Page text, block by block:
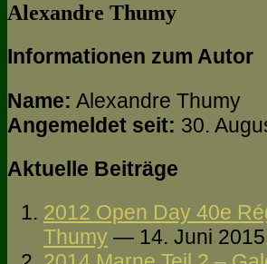
Alexandre Thumy
Informationen zum Autor
Name: Alexandre Thumy
Angemeldet seit: 30.
Aktuelle Beiträge
2012 Open Day 40e
Thumy — 14. Juni 2015